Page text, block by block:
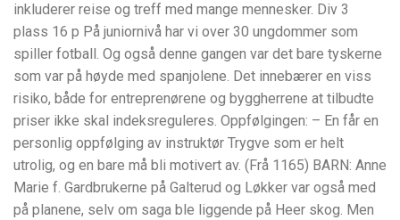
inkluderer reise og treff med mange mennesker. Div 3
plass 16 p På juniornivå har vi over 30 ungdommer som
spiller fotball. Og også denne gangen var det bare tyskerne
som var på høyde med spanjolene. Det innebærer en viss
risiko, både for entreprenørene og byggherrene at tilbudte
priser ikke skal indeksreguleres. Oppfølgingen: – En får en
personlig oppfølging av instruktør Trygve som er helt
utrolig, og en bare må bli motivert av. (Frå 1165) BARN: Anne
Marie f. Gardbrukerne på Galterud og Løkker var også med
på planene, selv om saga ble liggende på Heer skog. Men